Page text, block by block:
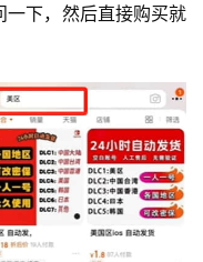
一下，然后直接购买就